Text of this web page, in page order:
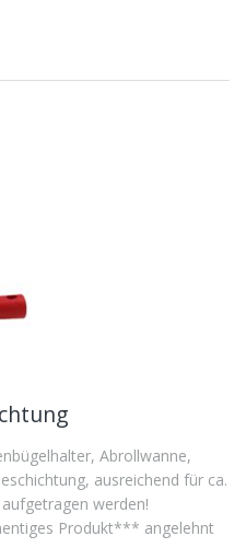
Abrollwanne,
ausreichend für ca.
werden!
Produkt*** angelehnt